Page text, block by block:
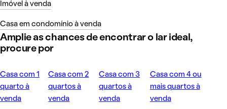
Imóvel à venda
Casa em condomínio à venda
Amplie as chances de encontrar o lar ideal,
procure por
Casa com 1
quarto à
venda
Casa com 2
quartos à
venda
Casa com 3
quartos à
venda
Casa com 4 ou
mais quartos à
venda